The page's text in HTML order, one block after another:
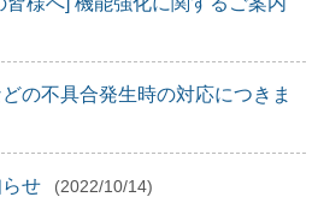
の不具合発生時の対応につきま
せ (2022/10/14)